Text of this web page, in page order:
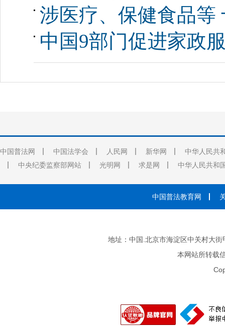
涉医疗、保健食品等
中国9部门促进家政
中国普法网 中国法学会 人民网 新华网
中华人民共
中央纪委监察部网站
光明网 求是网 中华人民共和
中国普法教育网
地址：中国.北京市海淀区中关村大
本网站所转载